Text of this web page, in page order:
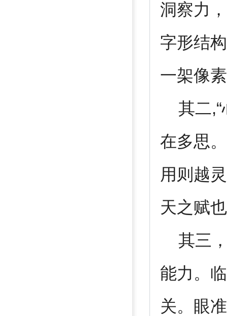
洞察力
字形结
一架像
其二,“
在多思
用则越
天之赋
其三，
能力。
关。眼